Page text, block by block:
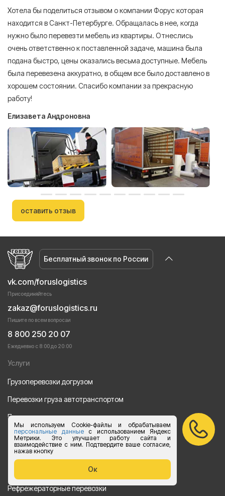
Мы используем Cookie-файлы и обрабатываем
персональные данныес использованием Яндекс
Метрики. Это улучшает работу сайта и
взаимодействие с ним. Подтвердите ваше согласие,
нажав кнопку
Ок
Хотела бы поделиться отзывом о компании Форус которая
находится в Санкт-Петербурге. Обращалась в нее, когда
нужно было перевезти мебель из квартиры. Отнеслись
очень ответственно к поставленной задаче, машина была
подана быстро, цены оказались весьма доступные. Мебель
была перевезена аккуратно, в общем все было доставлено в
хорошем состоянии. Спасибо компании за прекрасную
работу!
Елизавета Андроновна
оставить отзыв
Бесплатный звонок по России
vk.com/foruslogistics
Присоединяйтесь
zakaz@foruslogistics.ru
Пишите по всем вопросаи
8 800 250 20 07
Ежедневно с 8:00 до 20:00
Услуги
Грузоперевозки догрузом
Перевозки груза автотранспортом
Перевозки строительных материалов
Перевозка оборудования
Перевозка продуктов питания
Рефрежераторные перевозки